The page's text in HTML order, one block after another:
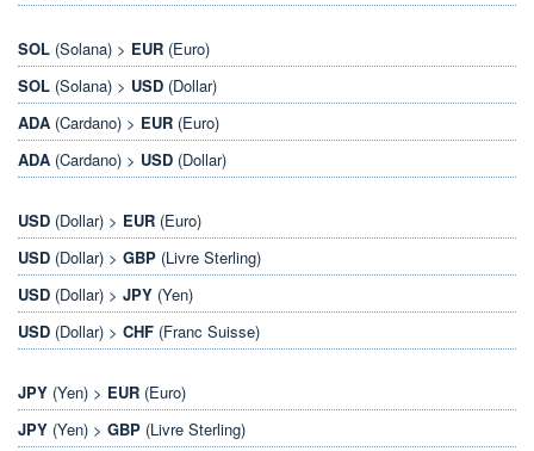
SOL (Solana) > EUR (Euro)
SOL (Solana) > USD (Dollar)
ADA (Cardano) > EUR (Euro)
ADA (Cardano) > USD (Dollar)
USD (Dollar) > EUR (Euro)
USD (Dollar) > GBP (Livre Sterling)
USD (Dollar) > JPY (Yen)
USD (Dollar) > CHF (Franc Suisse)
JPY (Yen) > EUR (Euro)
JPY (Yen) > GBP (Livre Sterling)